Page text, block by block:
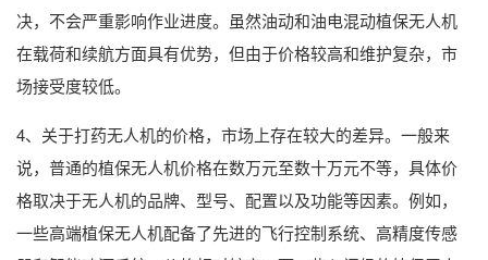
决，不会严重影响作业进度。虽然油动和油电混动植保无人机
在载荷和续航方面具有优势，但由于价格较高和维护复杂，市
场接受度较低。
4、关于打药无人机的价格，市场上存在较大的差异。一般来
说，普通的植保无人机价格在数万元至数十万元不等，具体价
格取决于无人机的品牌、型号、配置以及功能等因素。例如，
一些高端植保无人机配备了先进的飞行控制系统、高精度传感